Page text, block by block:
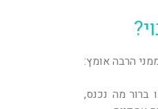
הרבה אומץ:
מה נכנס,